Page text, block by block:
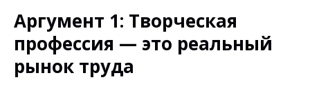
Аргумент 1: Творческая
профессия — это реальный
рынок труда